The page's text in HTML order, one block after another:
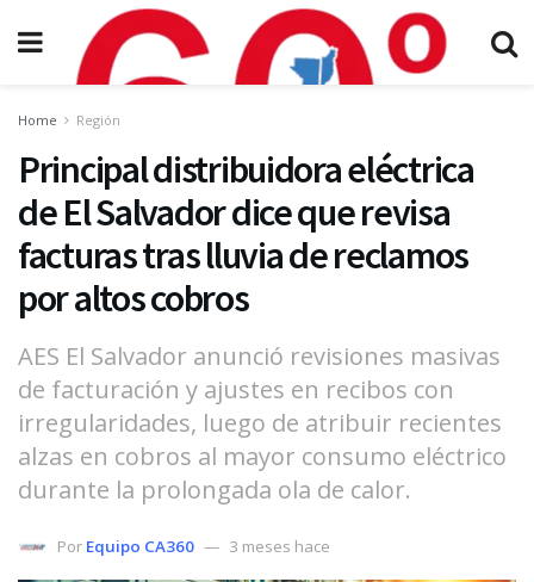
Home Región
Principal distribuidora eléctrica
de El Salvador dice que revisa
facturas tras lluvia de reclamos
por altos cobros
AES El Salvador anunció revisiones masivas
de facturación y ajustes en recibos con
irregularidades, luego de atribuir recientes
alzas en cobros al mayor consumo eléctrico
durante la prolongada ola de calor.
Por Equipo CA360 3 meses hace